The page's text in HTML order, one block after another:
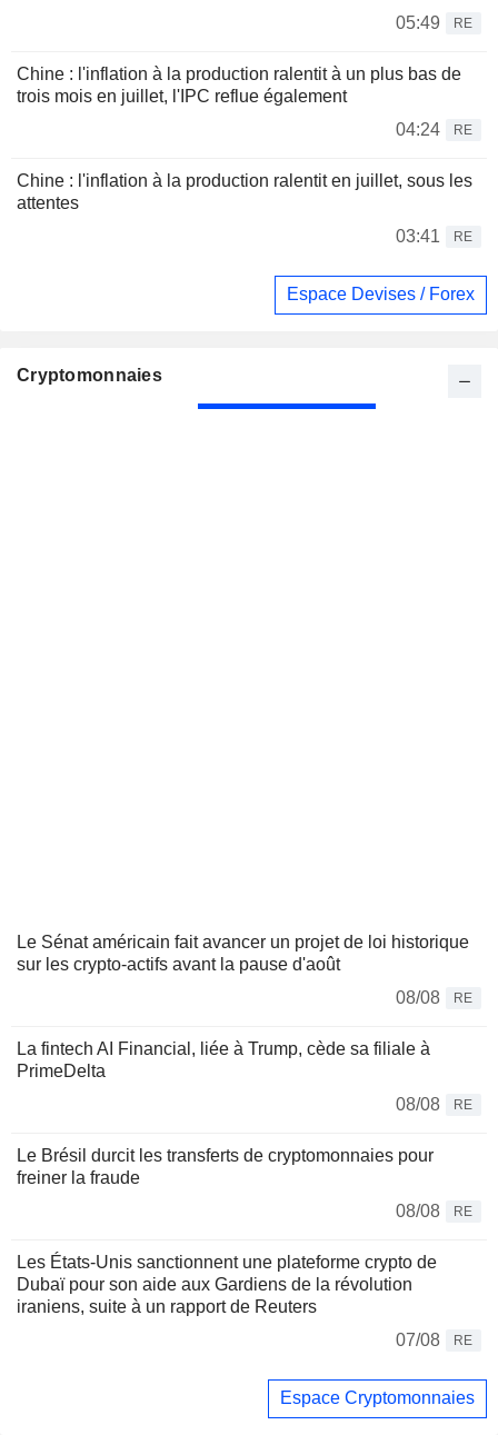
05:49
RE
Chine : l'inflation à la production ralentit à un plus bas de
trois mois en juillet, l'IPC reflue également
04:24
RE
Chine : l'inflation à la production ralentit en juillet, sous les
attentes
03:41
RE
Espace Devises / Forex
Cryptomonnaies
Le Sénat américain fait avancer un projet de loi historique
sur les crypto-actifs avant la pause d'août
08/08
RE
La fintech AI Financial, liée à Trump, cède sa filiale à
PrimeDelta
08/08
RE
Le Brésil durcit les transferts de cryptomonnaies pour
freiner la fraude
08/08
RE
Les États-Unis sanctionnent une plateforme crypto de
Dubaï pour son aide aux Gardiens de la révolution
iraniens, suite à un rapport de Reuters
07/08
RE
Espace Cryptomonnaies